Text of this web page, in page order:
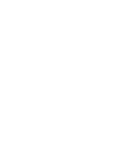
dem Arbeitstempo
bei